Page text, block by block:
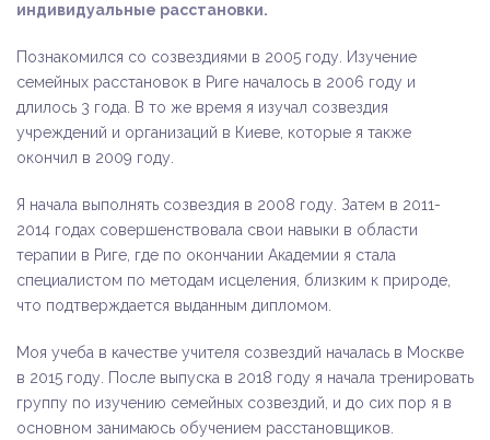
индивидуальные расстановки.
Познакомился со созвездиями в 2005 году. Изучение
семейных расстановок в Риге началось в 2006 году и
длилось 3 года. В то же время я изучал созвездия
учреждений и организаций в Киеве, которые я также
окончил в 2009 году.
Я начала выполнять созвездия в 2008 году. Затем в 2011-
2014 годах совершенствовала свои навыки в области
терапии в Риге, где по окончании Академии я стала
специалистом по методам исцеления, близким к природе,
что подтверждается выданным дипломом.
Моя учеба в качестве учителя созвездий началась в Москве
в 2015 году. После выпуска в 2018 году я начала тренировать
группу по изучению семейных созвездий, и до сих пор я в
основном занимаюсь обучением расстановщиков.